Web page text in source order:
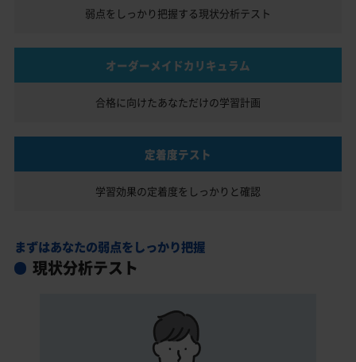
弱点をしっかり把握する現状分析テスト
オーダーメイドカリキュラム
合格に向けたあなただけの学習計画
定着度テスト
学習効果の定着度を しっかりと確認
まずはあなたの弱点をしっかり把握
現状分析テスト